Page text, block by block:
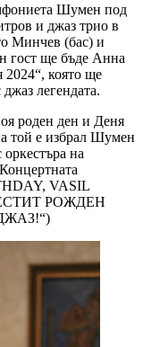
Шумен под
и джаз трио в
Минчев (бас) и
гост ще бъде Анна
2024“, която ще
легендата.
роден ден и Деня
той е избрал Шумен
на
VASIL
РОЖДЕН